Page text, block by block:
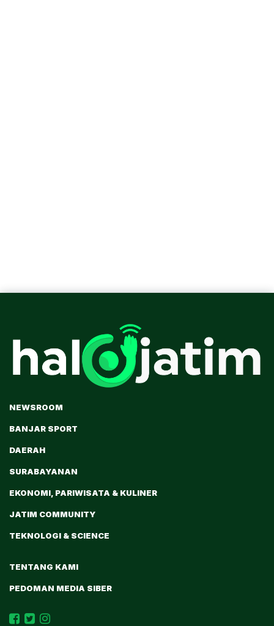
NEWSROOM
BANJAR SPORT
DAERAH
SURABAYANAN
EKONOMI, PARIWISATA & KULINER
JATIM COMMUNITY
TEKNOLOGI & SCIENCE
TENTANG KAMI
PEDOMAN MEDIA SIBER